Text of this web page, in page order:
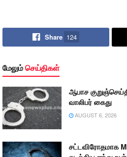
Share 124
மேலும்செய்திகள்
ஆபாச
வாலிபர் கைது
AUGUST 6, 2026
சட்டவிரோதமாக